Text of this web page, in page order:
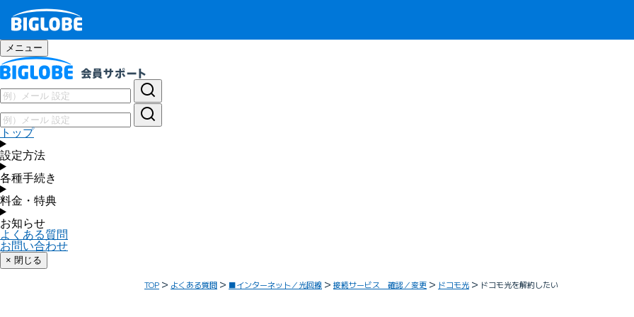
メニュー
トップ
設定方法
各種手続き
料金・特典
お知らせ
よくある質問
お問い合わせ
× 閉じる
TOP よくある質問 ■インターネット／光回線 接続サービス 確認／変更 ドコモ光 ドコモ光を解約したい